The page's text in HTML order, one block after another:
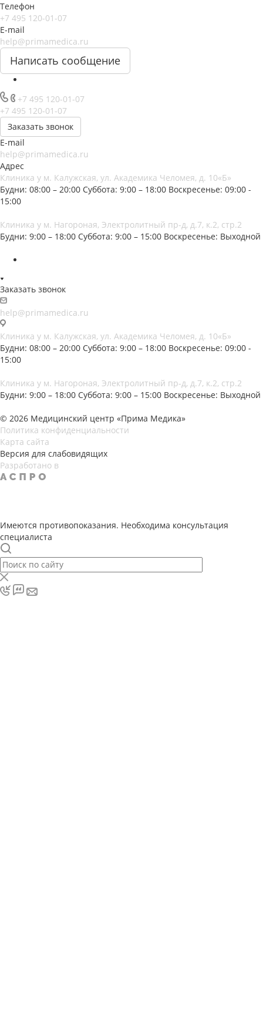
Телефон
+7 495 120-01-07
E-mail
help@primamedica.ru
Написать сообщение
+7 495 120-01-07
+7 495 120-01-07
Заказать звонок
E-mail
help@primamedica.ru
Адрес
Клиника у м. Калужская, ул. Академика Челомея, д. 10«Б»
Будни: 08:00 – 20:00 Суббота: 9:00 – 18:00 Воскресенье: 09:00 -
15:00
Клиника у м. Нагороная, Электролитный пр-д, д.7, к.2, стр.2
Будни: 9:00 – 18:00 Суббота: 9:00 – 15:00 Воскресенье: Выходной
Заказать звонок
help@primamedica.ru
Клиника у м. Калужская, ул. Академика Челомея, д. 10«Б»
Будни: 08:00 – 20:00 Суббота: 9:00 – 18:00 Воскресенье: 09:00 -
15:00
Клиника у м. Нагороная, Электролитный пр-д, д.7, к.2, стр.2
Будни: 9:00 – 18:00 Суббота: 9:00 – 15:00 Воскресенье: Выходной
© 2026 Медицинский центр «Прима Медика»
Политика конфиденциальности
Карта сайта
Версия для слабовидящих
Разработано в
Имеются противопоказания. Необходима консультация
специалиста